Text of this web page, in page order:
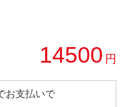
14500 円
お支払いで